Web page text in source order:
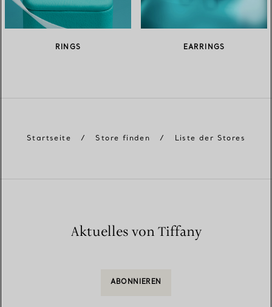
RINGS EARRINGS
Startseite / Store finden / Liste der Stores
Aktuelles von Tiffany
ABONNIEREN